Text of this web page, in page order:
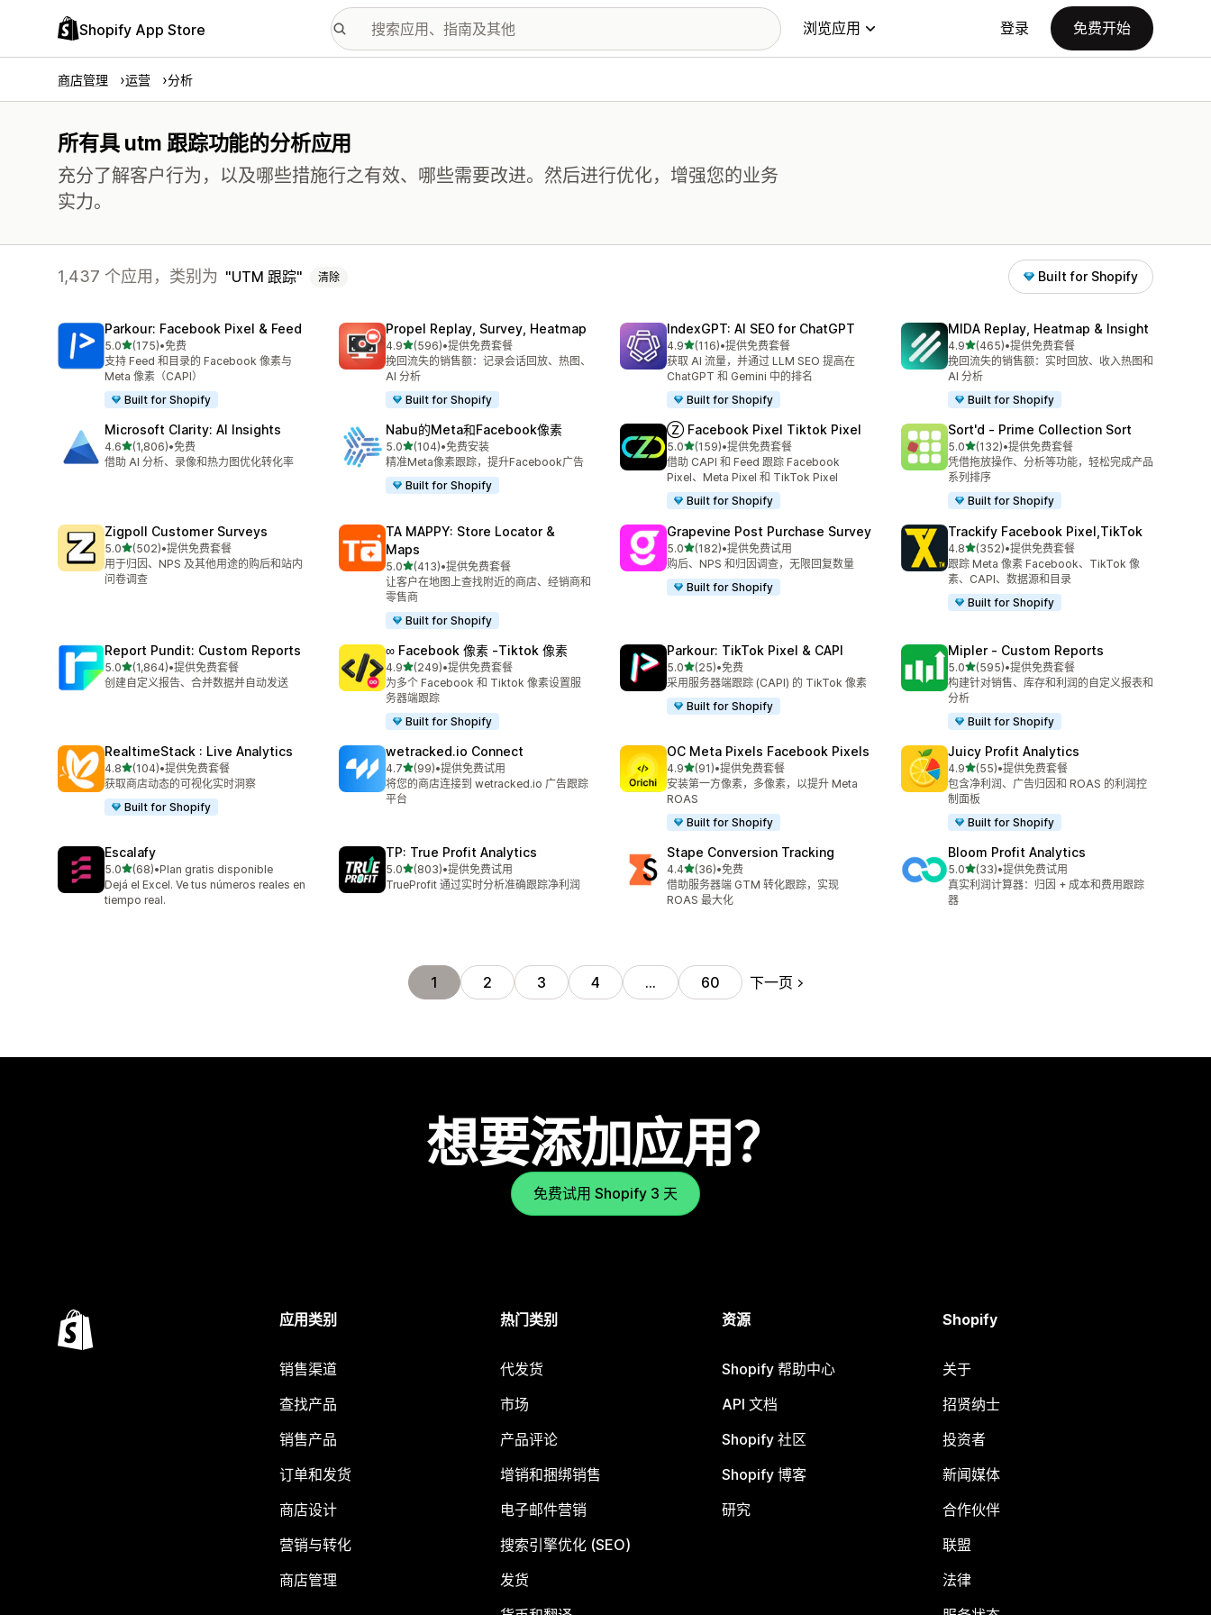
Shopify App Store 浏览应用 登录 免费开始
商店管理 运营 分析
所有具 utm 跟踪功能的分析应用
充分了解客户行为，以及哪些措施行之有效、哪些需要改进。然后进行优化，增强您的业务
实力。
1,437 个应用，类别为 UTM 跟踪 清除 Built for Shopify
Parkour: Facebook Pixel & Feed
5.0星（满分 5 星）
(175)
总共 175 条评论
•免费
支持 Feed 和目录的 Facebook 像素与
Meta 像素（CAPI）
Built for Shopify
Propel Replay, Survey, Heatmap
4.9星（满分 5 星）
(596)
总共 596 条评论
•提供免费套餐
挽回流失的销售额：记录会话回放、热图、
AI 分析
Built for Shopify
IndexGPT: AI SEO for ChatGPT
4.9星（满分 5 星）
(116)
总共 116 条评论
•提供免费套餐
获取 AI 流量，并通过 LLM SEO 提高在
ChatGPT 和 Gemini 中的排名
Built for Shopify
MIDA Replay, Heatmap & Insight
4.9星（满分 5 星）
(465)
总共 465 条评论
•提供免费套餐
挽回流失的销售额：实时回放、收入热图和
AI 分析
Built for Shopify
Microsoft Clarity: AI Insights
4.6星（满分 5 星）
(1,806)
总共 1806 条评论
•免费
借助 AI 分析、录像和热力图优化转化率
Nabu的Meta和Facebook像素
5.0星（满分 5 星）
(104)
总共 104 条评论
•免费安装
精准Meta像素跟踪，提升Facebook广告
Built for Shopify
Ⓩ Facebook Pixel Tiktok Pixel
5.0星（满分 5 星）
(159)
总共 159 条评论
•提供免费套餐
借助 CAPI 和 Feed 跟踪 Facebook
Pixel、Meta Pixel 和 TikTok Pixel
Built for Shopify
Sort'd ‑ Prime Collection Sort
5.0星（满分 5 星）
(132)
总共 132 条评论
•提供免费套餐
凭借拖放操作、分析等功能，轻松完成产品
系列排序
Built for Shopify
Zigpoll Customer Surveys
5.0星（满分 5 星）
(502)
总共 502 条评论
•提供免费套餐
用于归因、NPS 及其他用途的购后和站内
问卷调查
TA MAPPY: Store Locator &
Maps
5.0星（满分 5 星）
(413)
总共 413 条评论
•提供免费套餐
让客户在地图上查找附近的商店、经销商和
零售商
Built for Shopify
Grapevine Post Purchase Survey
5.0星（满分 5 星）
(182)
总共 182 条评论
•提供免费试用
购后、NPS 和归因调查，无限回复数量
Built for Shopify
Trackify Facebook Pixel,TikTok
4.8星（满分 5 星）
(352)
总共 352 条评论
•提供免费套餐
跟踪 Meta 像素 Facebook、TikTok 像
素、CAPI、数据源和目录
Built for Shopify
Report Pundit: Custom Reports
5.0星（满分 5 星）
(1,864)
总共 1864 条评论
•提供免费套餐
创建自定义报告、合并数据并自动发送
∞ Facebook 像素 ‑Tiktok 像素
4.9星（满分 5 星）
(249)
总共 249 条评论
•提供免费套餐
为多个 Facebook 和 Tiktok 像素设置服
务器端跟踪
Built for Shopify
Parkour: TikTok Pixel & CAPI
5.0星（满分 5 星）
(25)
总共 25 条评论
•免费
采用服务器端跟踪 (CAPI) 的 TikTok 像素
Built for Shopify
Mipler ‑ Custom Reports
5.0星（满分 5 星）
(595)
总共 595 条评论
•提供免费套餐
构建针对销售、库存和利润的自定义报表和
分析
Built for Shopify
RealtimeStack : Live Analytics
4.8星（满分 5 星）
(104)
总共 104 条评论
•提供免费套餐
获取商店动态的可视化实时洞察
Built for Shopify
wetracked.io Connect
4.7星（满分 5 星）
(99)
总共 99 条评论
•提供免费试用
将您的商店连接到 wetracked.io 广告跟踪
平台
OC Meta Pixels Facebook Pixels
4.9星（满分 5 星）
(91)
总共 91 条评论
•提供免费套餐
安装第一方像素，多像素，以提升 Meta
ROAS
Built for Shopify
Juicy Profit Analytics
4.9星（满分 5 星）
(55)
总共 55 条评论
•提供免费套餐
包含净利润、广告归因和 ROAS 的利润控
制面板
Built for Shopify
Escalafy
5.0星（满分 5 星）
(68)
总共 68 条评论
•Plan gratis disponible
Dejá el Excel. Ve tus números reales en
tiempo real.
TP: True Profit Analytics
5.0星（满分 5 星）
(803)
总共 803 条评论
•提供免费试用
TrueProfit 通过实时分析准确跟踪净利润
Stape Conversion Tracking
4.4星（满分 5 星）
(36)
总共 36 条评论
•免费
借助服务器端 GTM 转化跟踪，实现
ROAS 最大化
Bloom Profit Analytics
5.0星（满分 5 星）
(33)
总共 33 条评论
•提供免费试用
真实利润计算器：归因 + 成本和费用跟踪
器
1 2 3 4 … 60 下一页
想要添加应用？
免费试用 Shopify 3 天
应用类别
销售渠道
查找产品
销售产品
订单和发货
商店设计
营销与转化
商店管理
热门类别
代发货
市场
产品评论
增销和捆绑销售
电子邮件营销
搜索引擎优化 (SEO)
发货
资源
Shopify 帮助中心
API 文档
Shopify 社区
Shopify 博客
研究
Shopify
关于
招贤纳士
投资者
新闻媒体
合作伙伴
联盟
法律